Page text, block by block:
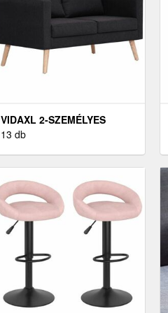
VIDAXL 2-SZEMÉLYES
FEKETE SZÖVETKANAPÉ
13 db